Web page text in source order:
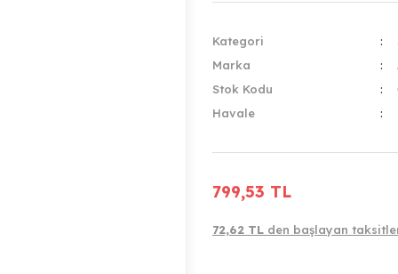
Kategori
Marka
Stok Kodu
Havale
799,53 TL
72,62 TL den başlayan